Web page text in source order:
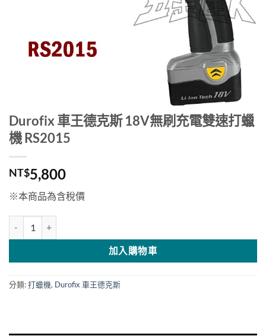
Durofix 車王德克斯 18V無刷充電雙速打蠟
機 RS2015
NT$5,800
※本商品為含稅價
加入購物車
分類:打蠟機, Durofix 車王德克斯